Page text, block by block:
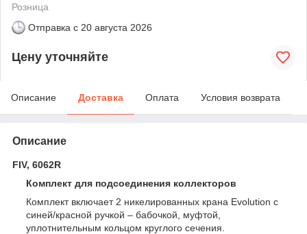
Розница
Отправка с 20 августа 2026
Цену уточняйте
Описание Доставка Оплата Условия возврата
Описание
FIV, 6062R
Комплект для подсоединения коллекторов
Комплект включает 2 никелированных крана Evolution с
синей/красной ручкой – бабочкой, муфтой,
уплотнительным кольцом круглого сечения.